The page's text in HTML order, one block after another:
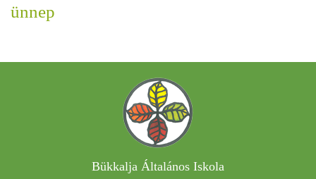
ünnep
Bükkalja Általános Iskola